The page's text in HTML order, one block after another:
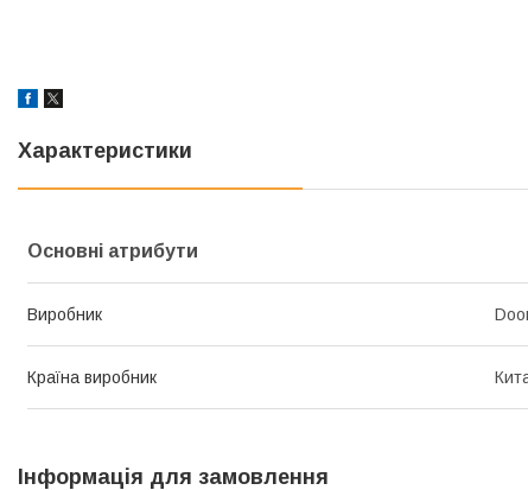
Характеристики
Основні атрибути
Виробник
Країна виробник
Інформація для замовлення